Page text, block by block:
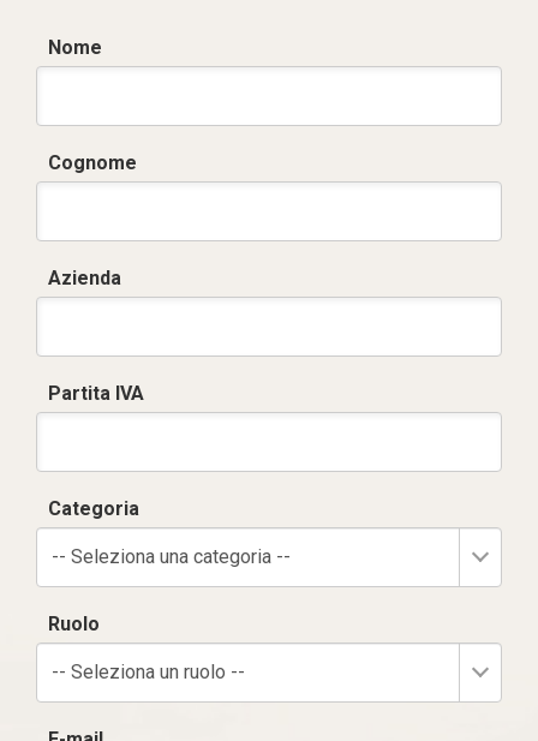
Nome
Cognome
Azienda
Partita IVA
Categoria
-- Seleziona una categoria --
Ruolo
-- Seleziona un ruolo --